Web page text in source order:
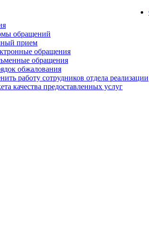
обращений
прием
обращения
обращения
обжалования
работу сотрудников отдела реализации
качества предоставленных услуг